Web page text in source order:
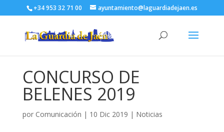
+34 953 32 71 00 ayuntamiento@laguardiadejaen.es
CONCURSO DE
BELENES 2019
por Comunicación | 10 Dic 2019 | Noticias